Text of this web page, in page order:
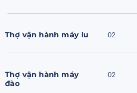
Thợ vận hành máy lu 02
Thợ vận hành máy
đào
02